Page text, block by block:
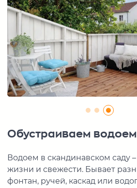
Обустраиваем водоем
Водоем в скандинавском саду
жизни и свежести. Бывает
фонтан, ручей, каскад или